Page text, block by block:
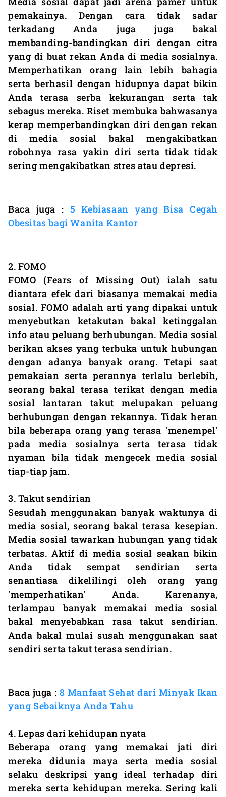
pemakainya. Dengan cara tidak sadar
terkadang Anda juga juga bakal
membanding-bandingkan diri dengan citra
yang di buat rekan Anda di media sosialnya.
Memperhatikan orang lain lebih bahagia
serta berhasil dengan hidupnya dapat bikin
Anda terasa serba kekurangan serta tak
sebagus mereka. Riset membuka bahwasanya
kerap memperbandingkan diri dengan rekan
di media sosial bakal mengakibatkan
robohnya rasa yakin diri serta tidak tidak
sering mengakibatkan stres atau depresi.
Baca juga : 5 Kebiasaan yang Bisa Cegah
Obesitas bagi Wanita Kantor
2. FOMO
FOMO (Fears of Missing Out) ialah satu
diantara efek dari biasanya memakai media
sosial. FOMO adalah arti yang dipakai untuk
menyebutkan ketakutan bakal ketinggalan
info atau peluang berhubungan. Media sosial
berikan akses yang terbuka untuk hubungan
dengan adanya banyak orang. Tetapi saat
pemakaian serta perannya terlalu berlebih,
seorang bakal terasa terikat dengan media
sosial lantaran takut melupakan peluang
berhubungan dengan rekannya. Tidak heran
bila beberapa orang yang terasa 'menempel'
pada media sosialnya serta terasa tidak
nyaman bila tidak mengecek media sosial
tiap-tiap jam.
3. Takut sendirian
Sesudah menggunakan banyak waktunya di
media sosial, seorang bakal terasa kesepian.
Media sosial tawarkan hubungan yang tidak
terbatas. Aktif di media sosial seakan bikin
Anda tidak sempat sendirian serta
senantiasa dikelilingi oleh orang yang
'memperhatikan' Anda. Karenanya,
terlampau banyak memakai media sosial
bakal menyebabkan rasa takut sendirian.
Anda bakal mulai susah menggunakan saat
sendiri serta takut terasa sendirian.
Baca juga : 8 Manfaat Sehat dari Minyak Ikan
yang Sebaiknya Anda Tahu
4. Lepas dari kehidupan nyata
Beberapa orang yang memakai jati diri
mereka didunia maya serta media sosial
selaku deskripsi yang ideal terhadap diri
mereka serta kehidupan mereka. Sering kali